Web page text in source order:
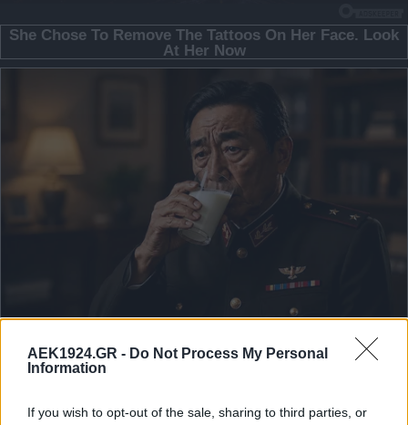
AEK1924.GR - Do Not Process My Personal
Information
If you wish to opt-out of the sale, sharing to third parties, or